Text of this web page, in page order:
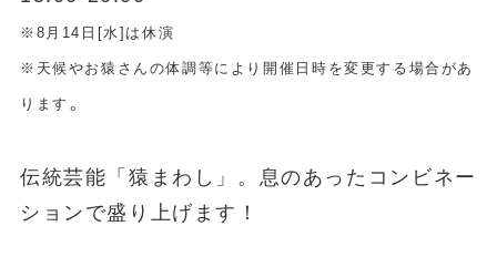
※8月14日[水]は休演
※天候やお猿さんの体調等により開催日時を変更する場合があ
ります 。
伝統芸能「猿まわし」。息のあったコンビネー
ションで盛り上げます！